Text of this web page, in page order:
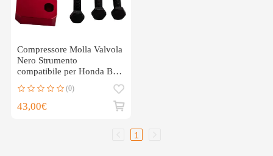
Compressore Molla Valvola
Nero Strumento
compatibile per Honda B H
Series Vtec B18C B16A
(0)
43,00€
1